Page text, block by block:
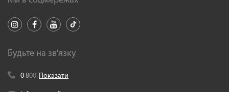
Будьте на зв'язку
0 800 Показати